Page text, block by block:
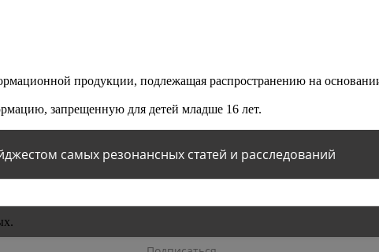
продукции, подлежащая распространению на
запрещенную для детей младше 16 лет.
самых резонансных статей и расследований